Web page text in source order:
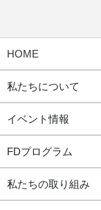
HOME
私たちについて
イベント情報
FDプログラム
私たちの取り組み